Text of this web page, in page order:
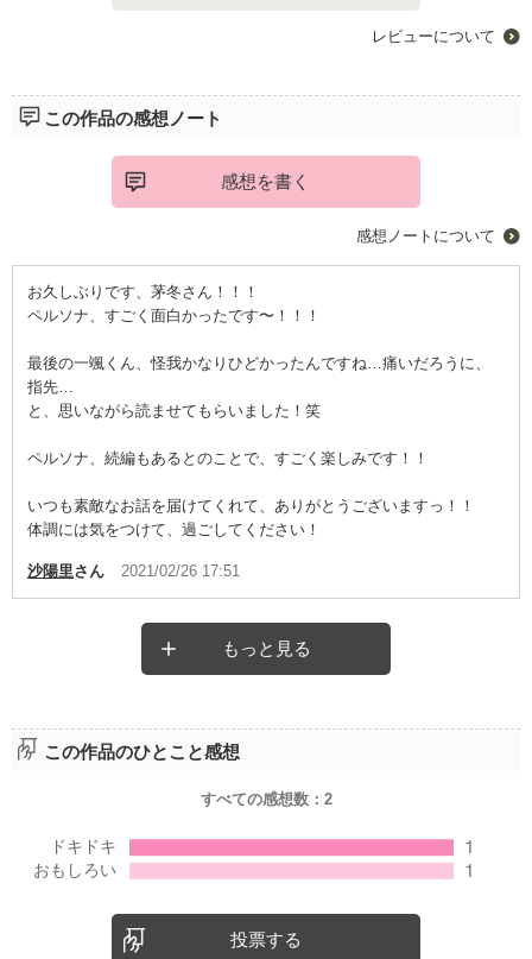
レビューについて
この作品の感想ノート
感想を書く
感想ノートについて
お久しぶりです、茅冬さん！！！
ペルソナ、すごく面白かったです〜！！！
最後の一颯くん、怪我かなりひどかったんですね…痛いだろうに、
指先…
と、思いながら読ませてもらいました！笑
ペルソナ、続編もあるとのことで、すごく楽しみです！！
いつも素敵なお話を届けてくれて、ありがとうございますっ！！
体調には気をつけて、過ごしてください！
沙陽里さん 2021/02/26 17:51
もっと見る
この作品のひとこと感想
すべての感想数： 2
投票する